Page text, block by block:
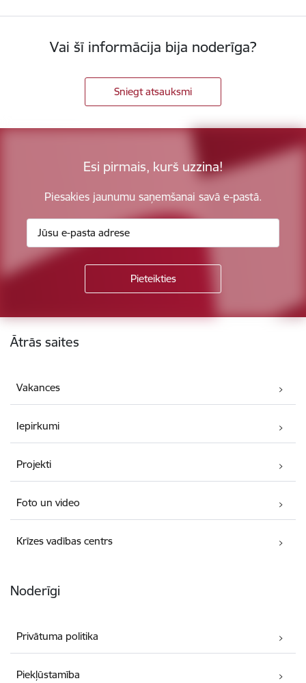
Vai šī informācija bija noderīga?
Sniegt atsauksmi
Esi pirmais, kurš uzzina!
Piesakies jaunumu saņemšanai savā e-pastā.
Kājene
Ātrās saites
Vakances
Iepirkumi
Projekti
Foto un video
Krīzes vadības centrs
Noderīgi
Privātuma politika
Piekļūstamība